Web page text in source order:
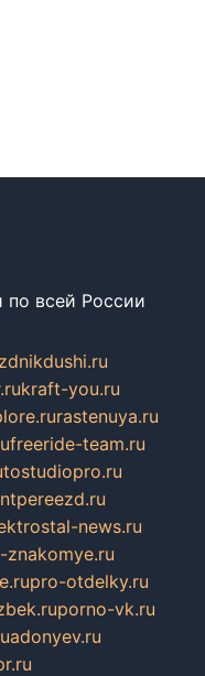
по всей России
kraft-you.ru
rastenuya.ru
freeride-team.ru
news.ru
znakomye.ru
pro-otdelky.ru
porno-vk.ru
adonyev.ru